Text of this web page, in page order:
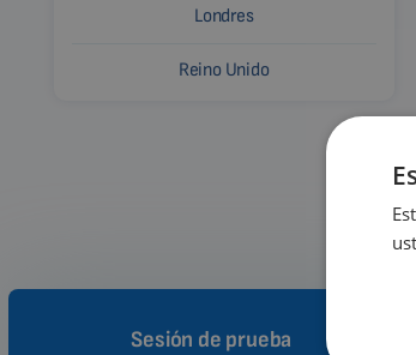
Londres
Reino Unido
Sesión de prueba